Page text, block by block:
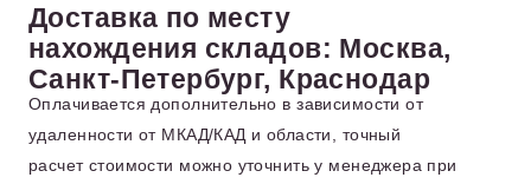
Доставка по месту
нахождения складов: Москва,
Санкт-Петербург, Краснодар
Оплачивается дополнительно в зависимости от
удаленности от МКАД/КАД и области, точный
расчет стоимости можно уточнить у менеджера при